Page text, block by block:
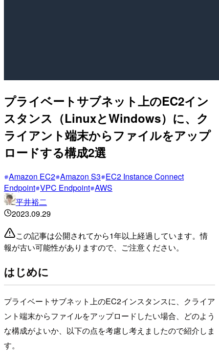
プライベートサブネット上のEC2イン
スタンス（LinuxとWindows）に、ク
ライアント端末からファイルをアップ
ロードする構成2選
Amazon EC2 Amazon S3 EC2 Instance Connect
Endpoint VPC Endpoint AWS
平井裕二
2023.09.29
この記事は公開されてから1年以上経過しています。情
報が古い可能性がありますので、ご注意ください。
はじめに
プライベートサブネット上のEC2インスタンスに、クライア
ント端末からファイルをアップロードしたい場合、どのよう
な構成がよいか、以下の点を考慮し考えましたので紹介しま
す。